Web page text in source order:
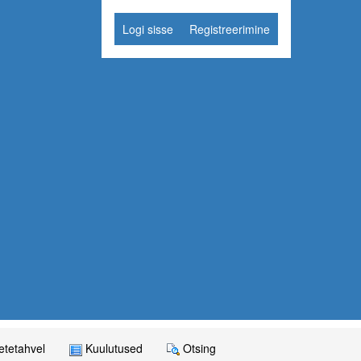
Logi sisse Registreerimine
Kuulutused Otsing